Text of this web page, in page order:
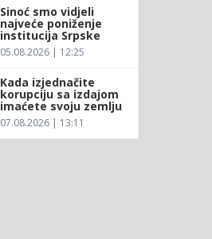
Sinoć smo vidjeli
najveće poniženje
institucija Srpske
05.08.2026 | 12:25
Kada izjednačite
korupciju sa izdajom
imaćete svoju zemlju
07.08.2026 | 13:11